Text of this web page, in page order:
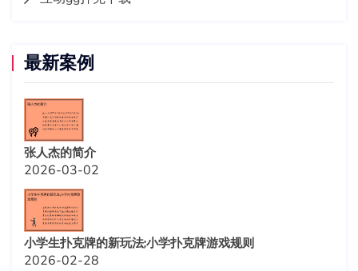
最新案例
张人杰的简介
2026-03-02
小学生扑克牌的新玩法;小学扑克牌游戏规则
2026-02-28